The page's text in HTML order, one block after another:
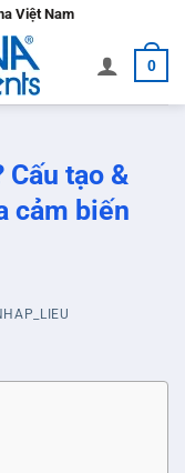
Việt Nam
0
tạo &
cảm biến